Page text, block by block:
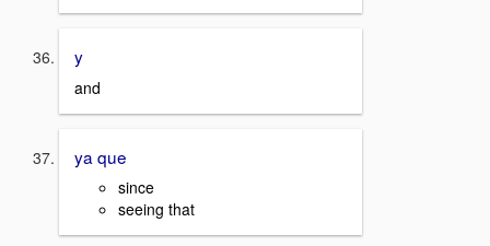
y
and
ya que
since
seeing that